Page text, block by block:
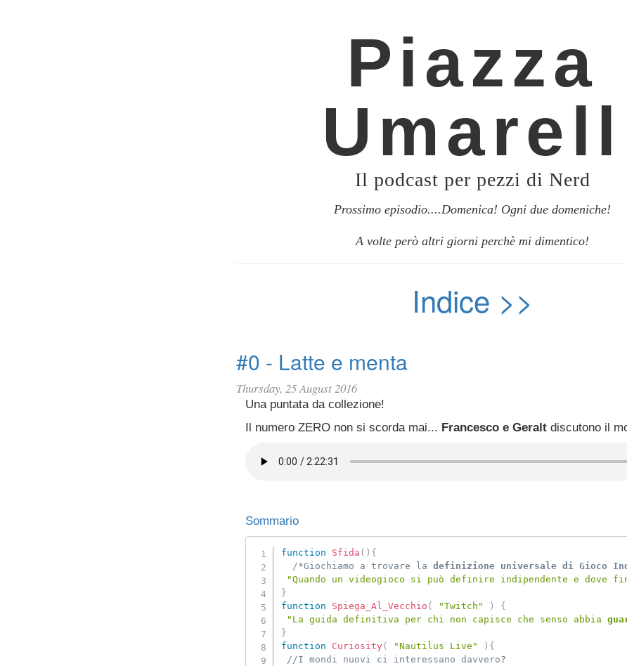
Piazza
Umarell
Il podcast per pezzi di Nerd
Prossimo episodio....Domenica! Ogni due domeniche!
A volte però altri giorni perchè mi dimentico!
Indice >>
#0 - Latte e menta
Thursday, 25 August 2016
Una puntata da collezione!
Il numero ZERO non si scorda mai... Francesco e Geraltdiscutono il
Sommario
function Sfida ( ) {
/*Giochiamo a trovare la definizione universale di Gioco
"Quando un videogioco si può definire indipendente e dove
}
function
Spiega_Al_Vecchio ( "Twitch" )
{
"La guida definitiva per chi non capisce che senso abbia
}
function
Curiosity ( "Nautilus Live" ) {
//I mondi nuovi ci interessano davvero?